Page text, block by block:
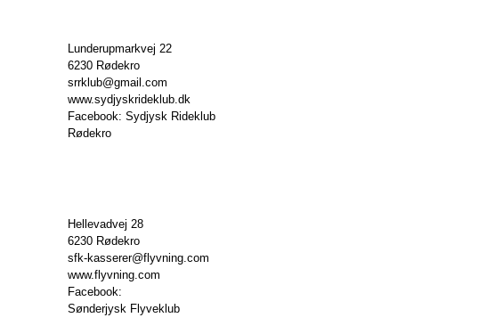
Lunderupmarkvej 22
6230 Rødekro
srrklub@gmail.com
www.sydjyskrideklub.dk
Facebook: Sydjysk Rideklub
Rødekro
Hellevadvej 28
6230 Rødekro
sfk-kasserer@flyvning.com
www.flyvning.com
Facebook:
Sønderjysk Flyveklub